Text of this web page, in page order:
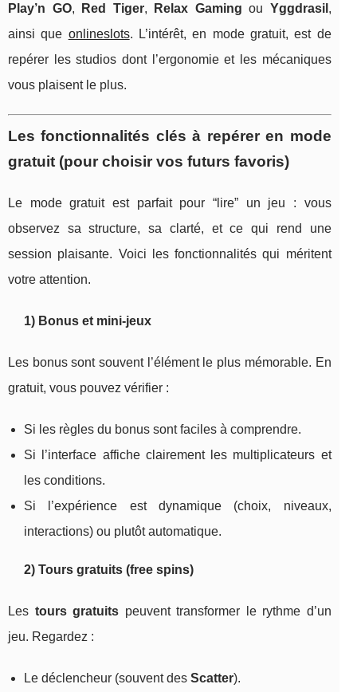
Play’n GO, Red Tiger, Relax Gaming ou Yggdrasil ,
ainsi que onlineslots. L’intérêt, en mode gratuit, est de
repérer les studios dont l’ergonomie et les mécaniques
vous plaisent le plus.
Les fonctionnalités clés à repérer en mode
gratuit (pour choisir vos futurs favoris)
Le mode gratuit est parfait pour “lire” un jeu : vous
observez sa structure, sa clarté, et ce qui rend une
session plaisante. Voici les fonctionnalités qui méritent
votre attention.
1) Bonus et mini-jeux
Les bonus sont souvent l’élément le plus mémorable. En
gratuit, vous pouvez vérifier :
Si les règles du bonus sont faciles à comprendre.
Si l’interface affiche clairement les multiplicateurs et
les conditions.
Si l’expérience est dynamique (choix, niveaux,
interactions) ou plutôt automatique.
2) Tours gratuits (free spins)
Les tours gratuits peuvent transformer le rythme d’un
jeu. Regardez :
Le déclencheur (souvent des Scatter).